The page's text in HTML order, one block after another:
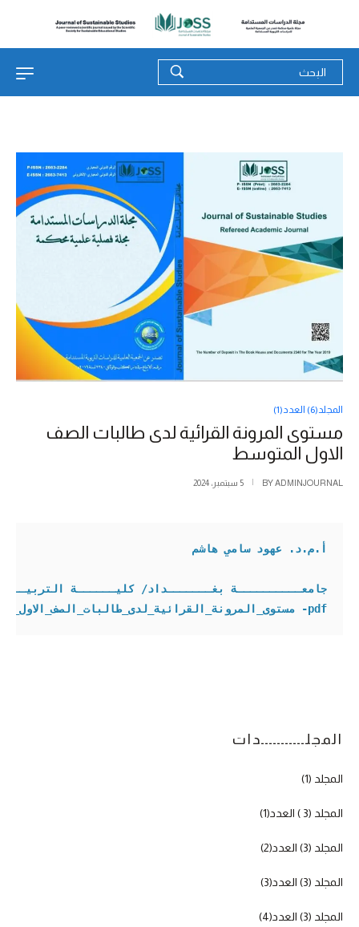
المجلـــــــــــدات
المجلد (1)
المجلد (3 ) العدد(1)
المجلد (3) العدد(2)
المجلد (3) العدد(3)
المجلد (3) العدد(4)
المجلد(6) العدد(1)
مستوى المرونة القرائية لدى طالبات الصف
الاول المتوسط
BYADMINJOURNAL 5 سبتمبر، 2024
أ.م.د. عهود سامي هاشم
pdf-